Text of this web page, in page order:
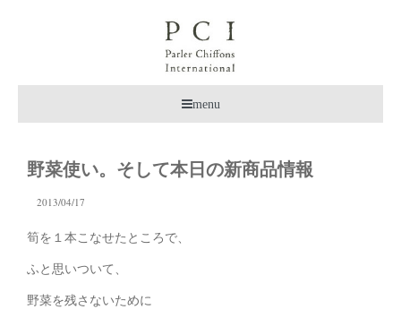
menu
野菜使い。そして本日の新商品情報
2013/04/17
筍を１本こなせたところで、
ふと思いついて、
野菜を残さないために